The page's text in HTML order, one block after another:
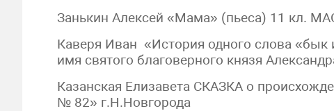
Занькин Алексей «Мама» (пьеса) 11 кл.
Каверя Иван «История одного слова «бык
имя святого благоверного князя
Казанская Елизавета СКАЗКА о
№ 82» г.Н.Новгорода